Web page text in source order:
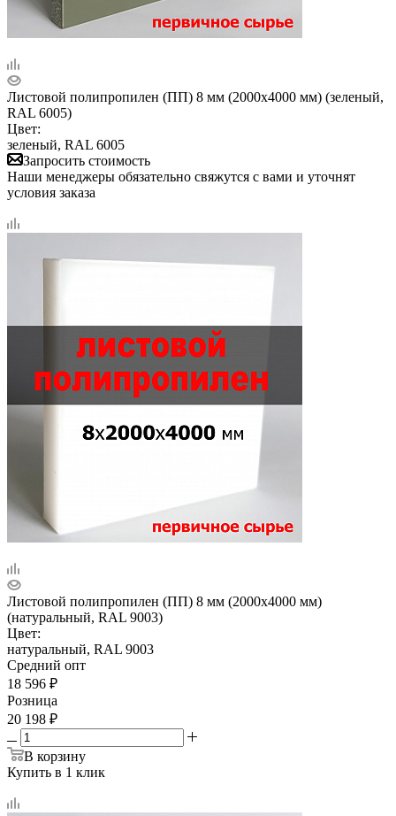
Листовой полипропилен (ПП) 8 мм (2000х4000 мм) (зеленый,
RAL 6005)
Цвет:
зеленый, RAL 6005
Запросить стоимость
Наши менеджеры обязательно свяжутся с вами и уточнят
условия заказа
Листовой полипропилен (ПП) 8 мм (2000х4000 мм)
(натуральный, RAL 9003)
Цвет:
натуральный, RAL 9003
Средний опт
18 596 ₽
Розница
20 198 ₽
В корзину
Купить в 1 клик